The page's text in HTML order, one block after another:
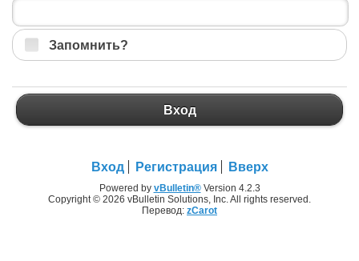
Запомнить?
Вход
Вход Регистрация Вверх
Powered by vBulletin®Version 4.2.3
Copyright © 2026 vBulletin Solutions, Inc. All rights reserved.
Перевод: zCarot